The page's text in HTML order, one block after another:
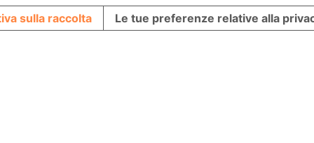
sulla raccolta Le tue preferenze relative alla